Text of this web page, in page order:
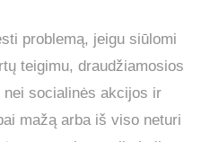
problemą, jeigu siūlomi
teigimu, draudžiamosios
nei socialinės akcijos ir
mažą arba iš viso neturi